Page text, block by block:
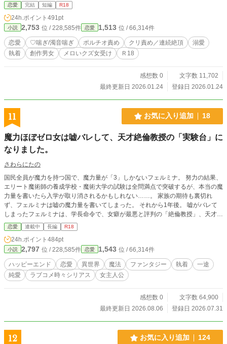
恋愛 完結 短編 R18
24h.ポイント 491pt
小説 2,753 位 / 228,585件 恋愛 1,513 位 / 66,314件
恋愛 ♡喘ぎ/濁音喘ぎ ポルチオ責め クリ責め／連続絶頂
溺愛
執着
創作男女 メロいクズ女受け Ｒ18
感想数 0
文字数 11,702
最終更新日 2026.01.24
登録日 2026.01.24
11 お気に入り追加 18
魔力ほぼゼロ女は嘘バレして、天才絶倫教授の「実験台」に
なりました。
さわらにたの
国民全員が魔力を持つ国で、魔力量が「3」しかないフェルミナ。 努力の結果、
エリート魔術師の養成学校・魔術大学の試験は全問満点で突破するが、本当の魔
力量を書いたら入学が取り消されるかもしれない……。 家族の期待も裏切れ
ず、フェルミナは嘘の魔力量を書いてしまった。 それから1年後。 嘘がバレて
しまったフェルミナは、学長命令で、女癖が最悪と評判の「絶倫教授」、天才美
形教授・アダンの元で「実験台」となることに……。 でも、なんだか様子がお
かしい？ そんな魔術大学が舞台の【頑張り屋の妄想癖ありヒロイン】×【天才
美形変わり者教授ヒーロー】のラブコメからの純愛溺愛ハピエンです。 ※完
結保証です。全15万字程度 ※別サイト（ムーンライトノベルズ）先行更新中/第
2部まで公開しています/基本的に1部程度先行していきます ※こちらはぼちぼち
更新していきます ※HOTランキング入りありがとうございます！（7/31～8/1）
恋愛 連載中 長編 R18
24h.ポイント 484pt
小説 2,797 位 / 228,585件 恋愛 1,543 位 / 66,314件
ハッピーエンド 恋愛 異世界 魔法 ファンタジー 執着
一途
純愛
ラブコメ時々シリアス 女主人公
感想数 0
文字数 64,900
最終更新日 2026.08.06
登録日 2026.07.31
12 お気に入り追加 124